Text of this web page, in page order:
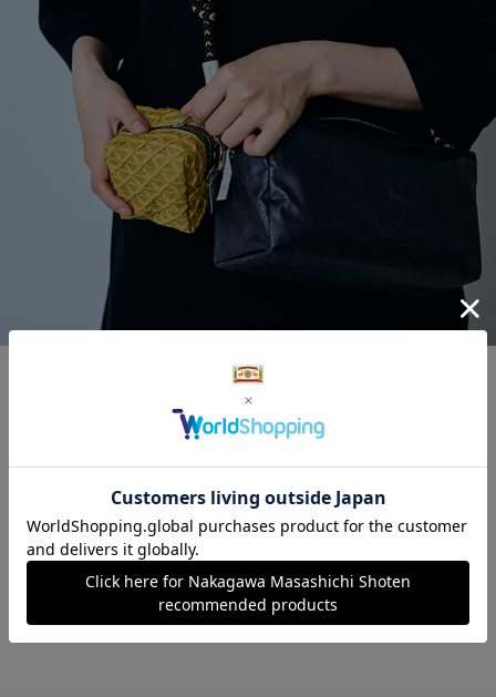
しっかりとマチがあり、置くと中の物が出し入
れしやすく自立する立体的なミニポーチ。カラ
ビナやストラップなどを取り付けられるリング
付きで、キーホルダー感覚で持ち運びいただけ
ます。目薬やリップなど、よく使うものを入れ
てバッグやリュックの外側に付けておけば、必
要な時にサッと取り出せて便利。コロンと四角
い見た目にちなんで「サイコロ」という名前を
付けました。